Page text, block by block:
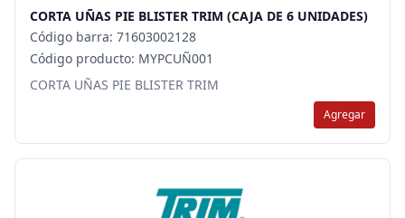
CORTA UÑAS PIE BLISTER TRIM (CAJA DE 6 UNIDADES)
Código barra: 71603002128
Código producto: MYPCUÑ001
CORTA UÑAS PIE BLISTER TRIM
Agregar